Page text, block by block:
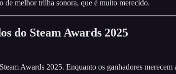
de melhor trilha sonora, que é muito merecido.
do Steam Awards 2025
Awards 2025. Enquanto os ganhadores